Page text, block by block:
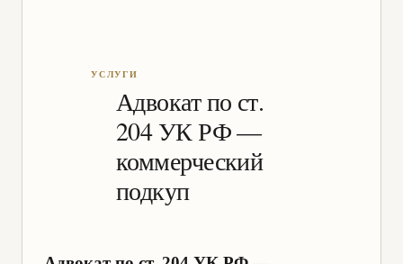
Адвокат по ст.
204 УК РФ —
коммерческий
подкуп